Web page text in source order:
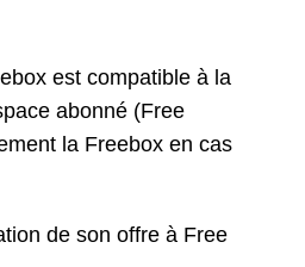
est compatible à la
abonné (Free
la Freebox en cas
de son offre à Free